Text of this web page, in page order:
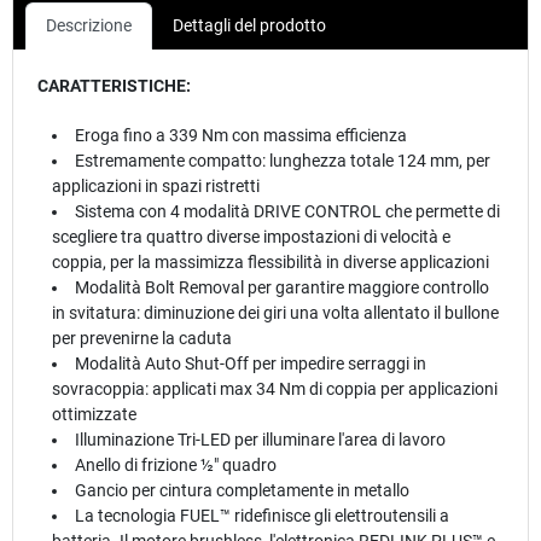
Descrizione Dettagli del prodotto
CARATTERISTICHE:
Eroga fino a 339 Nm con massima efficienza
Estremamente compatto: lunghezza totale 124 mm, per
applicazioni in spazi ristretti
Sistema con 4 modalità DRIVE CONTROL che permette di
scegliere tra quattro diverse impostazioni di velocità e
coppia, per la massimizza flessibilità in diverse applicazioni
Modalità Bolt Removal per garantire maggiore controllo
in svitatura: diminuzione dei giri una volta allentato il bullone
per prevenirne la caduta
Modalità Auto Shut-Off per impedire serraggi in
sovracoppia: applicati max 34 Nm di coppia per applicazioni
ottimizzate
Illuminazione Tri-LED per illuminare l'area di lavoro
Anello di frizione ½″ quadro
Gancio per cintura completamente in metallo
La tecnologia FUEL™ ridefinisce gli elettroutensili a